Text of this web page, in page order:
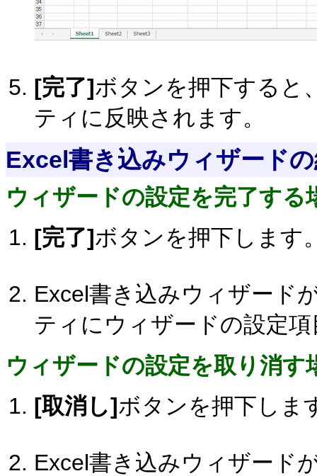
[完了]ボタンを押下すると
ティに反映されます。
Excel書き込みウィザード
ウィザードの設定を完了する
[完了]ボタンを押下します
Excel書き込みウィザード
ティにウィザードの設定
ウィザードの設定を取り消す
[取消し]ボタンを押下しま
Excel書き込みウィザード